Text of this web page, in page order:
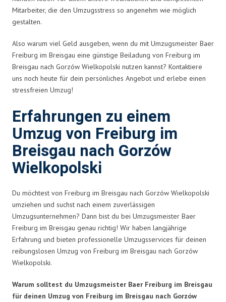
Mitarbeiter, die den Umzugsstress so angenehm wie möglich
gestalten.
Also warum viel Geld ausgeben, wenn du mit Umzugsmeister Baer
Freiburg im Breisgau eine günstige Beiladung von Freiburg im
Breisgau nach Gorzów Wielkopolski nutzen kannst? Kontaktiere
uns noch heute für dein persönliches Angebot und erlebe einen
stressfreien Umzug!
Erfahrungen zu einem
Umzug von Freiburg im
Breisgau nach Gorzów
Wielkopolski
Du möchtest von Freiburg im Breisgau nach Gorzów Wielkopolski
umziehen und suchst nach einem zuverlässigen
Umzugsunternehmen? Dann bist du bei Umzugsmeister Baer
Freiburg im Breisgau genau richtig! Wir haben langjährige
Erfahrung und bieten professionelle Umzugsservices für deinen
reibungslosen Umzug von Freiburg im Breisgau nach Gorzów
Wielkopolski.
Warum solltest du Umzugsmeister Baer Freiburg im Breisgau
für deinen Umzug von Freiburg im Breisgau nach Gorzów